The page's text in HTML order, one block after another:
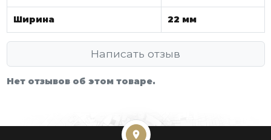
Ширина 22 мм
Написать отзыв
Нет отзывов об этом товаре.